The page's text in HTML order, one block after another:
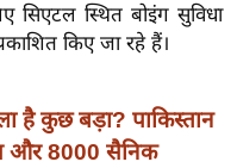
सिएटल स्थित बोइंग सुविधा
किए जा रहे हैं।
है कुछ बड़ा? पाकिस्तान
और 8000 सैनिक